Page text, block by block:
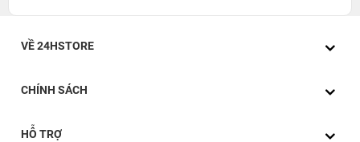
VỀ 24HSTORE
CHÍNH SÁCH
HỖ TRỢ